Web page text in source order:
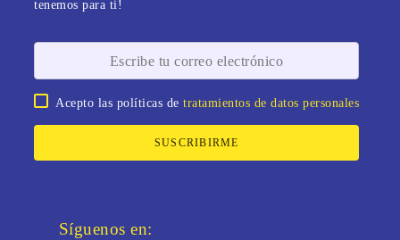
tenemos para ti!
Acepto las políticas detratamientos de datos personales
SUSCRIBIRME
Síguenos en: